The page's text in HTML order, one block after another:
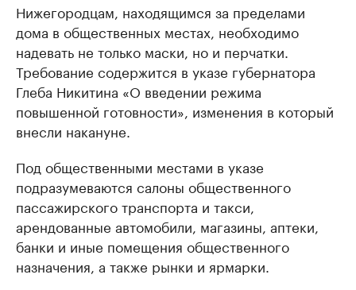
Нижегородцам, находящимся за пределами
дома в общественных местах, необходимо
надевать не только маски, но и перчатки.
Требование содержится в указе губернатора
Глеба Никитина «О введении режима
повышенной готовности», изменения в который
внесли накануне.
Под общественными местами в указе
подразумеваются салоны общественного
пассажирского транспорта и такси,
арендованные автомобили, магазины, аптеки,
банки и иные помещения общественного
назначения, а также рынки и ярмарки.